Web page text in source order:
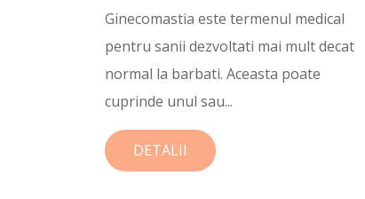
Ginecomastia este termenul medical
pentru sanii dezvoltati mai mult decat
normal la barbati. Aceasta poate
cuprinde unul sau...
DETALII